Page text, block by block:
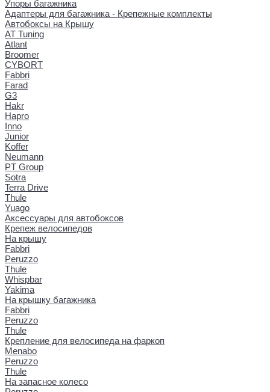
Упоры багажника
Адаптеры для багажника - Крепежные комплекты
Автобоксы на Крышу
AT Tuning
Atlant
Broomer
CYBORT
Fabbri
Farad
G3
Hakr
Hapro
Inno
Junior
Koffer
Neumann
PT Group
Sotra
Terra Drive
Thule
Yuago
Аксессуары для автобоксов
Крепеж велосипедов
На крышу
Fabbri
Peruzzo
Thule
Whispbar
Yakima
На крышку багажника
Fabbri
Peruzzo
Thule
Крепление для велосипеда на фаркоп
Menabo
Peruzzo
Thule
На запасное колесо